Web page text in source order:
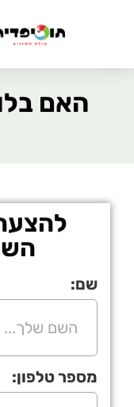
האם
שם:
מספר טלפון: